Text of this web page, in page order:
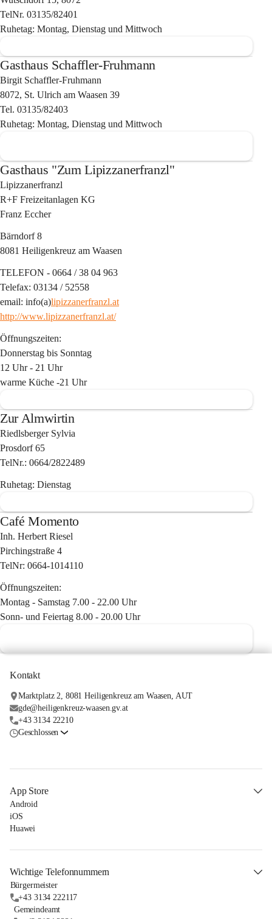
TelNr. 03135/82401
Ruhetag: Montag, Dienstag und Mittwoch
Gasthaus Schaffler-Fruhmann
Birgit Schaffler-Fruhmann
8072, St. Ulrich am Waasen 39
Tel. 03135/82403
Ruhetag: Montag, Dienstag und Mittwoch
Gasthaus "Zum Lipizzanerfranzl"
Lipizzanerfranzl
R+F Freizeitanlagen KG
Franz Eccher
Bärndorf 8
8081 Heiligenkreuz am Waasen
TELEFON - 0664 / 38 04 963
Telefax: 03134 / 52558
email: info(a)lipizzanerfranzl.at
http://www.lipizzanerfranzl.at/
Öffnungszeiten:
Donnerstag bis Sonntag
12 Uhr - 21 Uhr
warme Küche -21 Uhr
Zur Almwirtin
Riedlsberger Sylvia
Prosdorf 65
TelNr.: 0664/2822489
Ruhetag: Dienstag
Café Momento
Inh. Herbert Riesel
Pirchingstraße 4
TelNr: 0664-1014110
Öffnungszeiten:
Montag - Samstag 7.00 - 22.00 Uhr
Sonn- und Feiertag 8.00 - 20.00 Uhr
Kontakt
Marktplatz 2, 8081 Heiligenkreuz am Waasen, AUT
gde@heiligenkreuz-waasen.gv.at
+43 3134 22210
Geschlossen
App Store
Android
iOS
Huawei
Wichtige Telefonnummern
Bürgermeister
+43 3134 222117
Gemeindeamt